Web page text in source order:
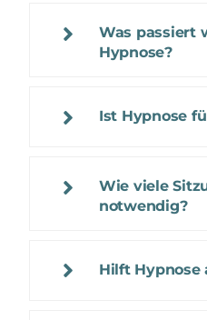
Was passiert
Hypnose?
Ist Hypnose
Wie viele
notwendig?
Hilft Hypnose